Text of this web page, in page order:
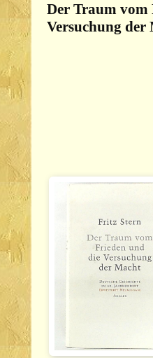
Der Traum vom
Versuchung der